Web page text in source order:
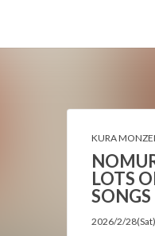
KURA
LOTS
SONGS
2026/2/